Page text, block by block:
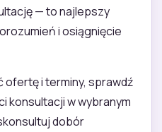
— to najlepszy
i osiągnięcie
i terminy, sprawdź
konsultacji w wybranym
dobór